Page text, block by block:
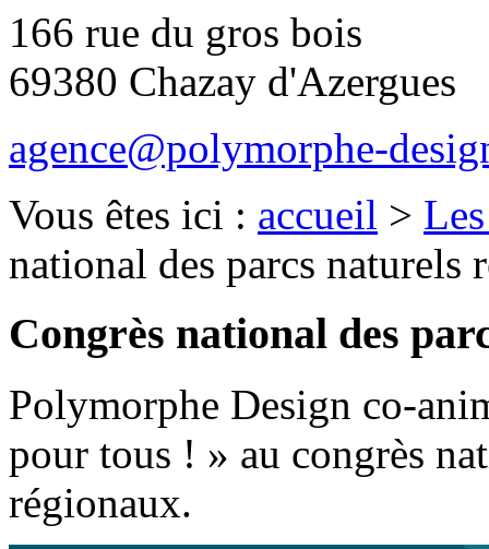
166 rue du gros bois
69380 Chazay d'Azergues
agence@polymorphe-
Vous êtes ici : accueil >
national des parcs naturels
Congrès national des
Polymorphe Design co-
pour tous ! » au congrès
régionaux.